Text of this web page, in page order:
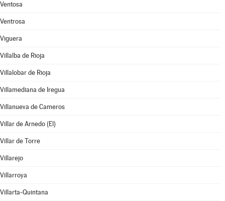
Ventosa
Ventrosa
Viguera
Villalba de Rioja
Villalobar de Rioja
Villamediana de Iregua
Villanueva de Cameros
Villar de Arnedo (El)
Villar de Torre
Villarejo
Villarroya
Villarta-Quintana